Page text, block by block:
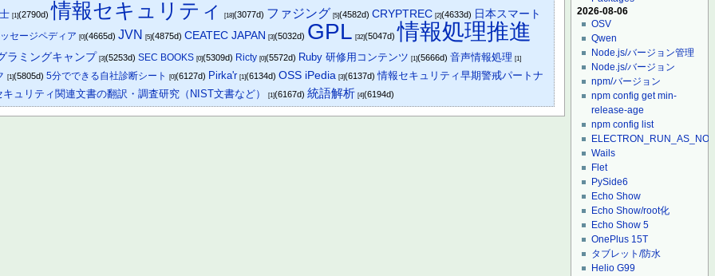
[1](2790d) 情報セキュリティ [18](3077d) ファジング [5](4582d)CRYPTREC [2](4633d) 日本スマート
セージペディア [0](4665d)JVN [5](4875d)CEATEC JAPAN [3](5032d) GPL [32](5047d) 情報処理推進
ラミングキャンプ [3](5253d)SEC BOOKS [0](5309d) Ricty [0](5572d) Ruby 研修用コンテンツ [1](5666d)音声情報処理 [1]
[1](5805d)5分でできる自社診断シート [0](6127d) Pirka'r [1](6134d)OSS iPedia [3](6137d)情報セキュリティ早期警戒パートナ
ュリティ関連文書の翻訳・調査研究（NIST文書など） [1](6167d)統語解析 [4](6194d)
2026-08-06
OSV
Qwen
Node.js/バージョン管理
Node.js/バージョン
npm/バージョン
npm config get min-
release-age
npm config list
Wails
Flet
PySide6
Echo Show
Echo Show/root化
Echo Show 5
OnePlus 15T
タブレット/防水
Helio G99